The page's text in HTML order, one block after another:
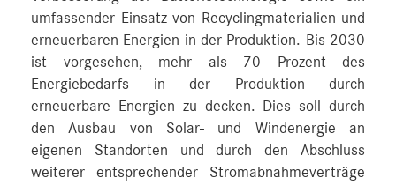
umfassender Einsatz von Recyclingmaterialien und
erneuerbaren Energien in der Produktion. Bis 2030
ist vorgesehen, mehr als 70 Prozent des
Energiebedarfs in der Produktion durch
erneuerbare Energien zu decken. Dies soll durch
den Ausbau von Solar- und Windenergie an
eigenen Standorten und durch den Abschluss
weiterer entsprechender Stromabnahmeverträge